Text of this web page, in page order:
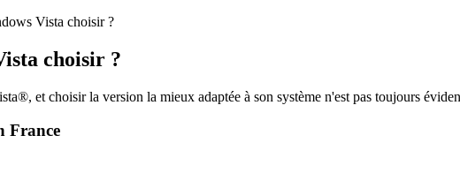
Vista choisir ?
choisir ?
et choisir la version la mieux adaptée à son système n'est pas toujours
France